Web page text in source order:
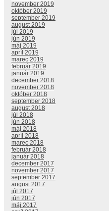
november 2019
október 2019
september 2019
august 2019
júl 2019
jún 2019
máj 2019
apríl 2019
marec 2019
február 2019
január 2019
december 2018
november 2018
október 2018
september 2018
august 2018
júl 2018
jún 2018
máj 2018
apríl 2018
marec 2018
február 2018
január 2018
december 2017
november 2017
september 2017
august 2017
júl 2017
jún 2017
máj 2017